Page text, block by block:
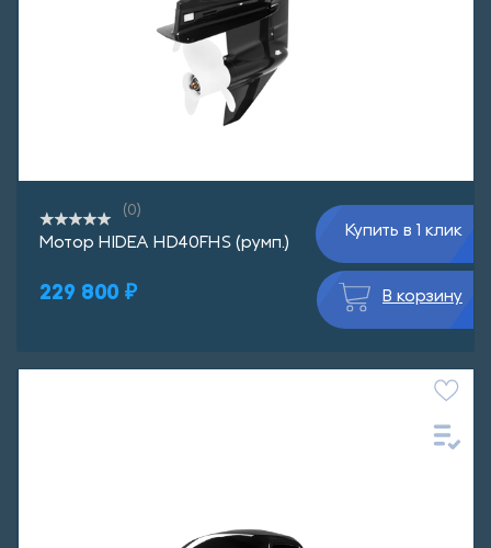
(0)
Мотор HIDEA HD40FHS (румп.)
229 800 ₽
Купить в 1 клик
В корзину